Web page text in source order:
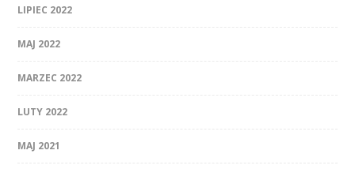
LIPIEC 2022
MAJ 2022
MARZEC 2022
LUTY 2022
MAJ 2021